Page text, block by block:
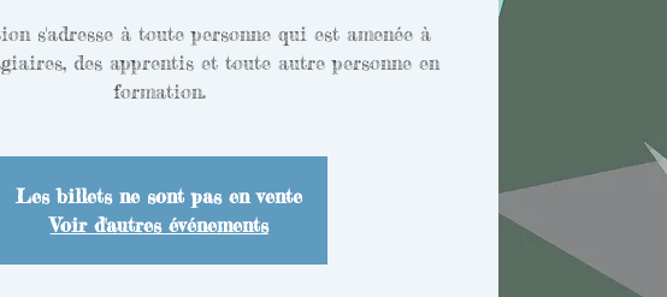
s'adresse à toute personne qui est amenée à
des apprentis et toute autre personne en
formation.
Les billets ne sont pas en vente
Voir d'autres événements